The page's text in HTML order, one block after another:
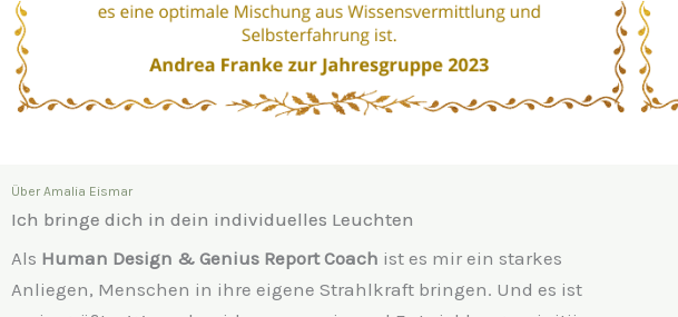
Über Amalia Eismar
Ich bringe dich in dein individuelles Leuchten
Als Human Design & Genius Report Coach ist es mir ein starkes
Anliegen, Menschen in ihre eigene Strahlkraft bringen. Und es ist